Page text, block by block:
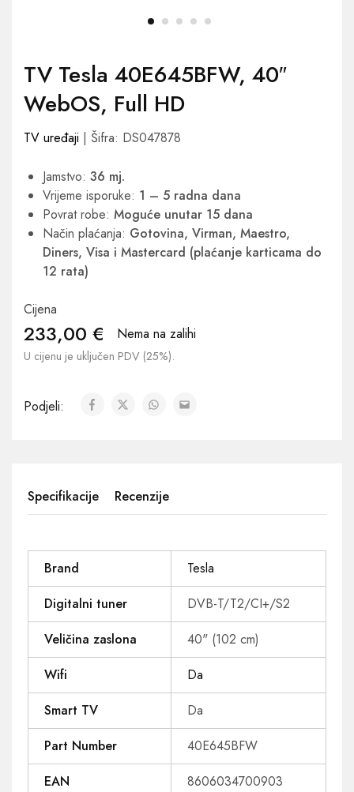
TV Tesla 40E645BFW, 40″
WebOS, Full HD
TV uređaji | Šifra: DS047878
Jamstvo: 36 mj.
Vrijeme isporuke: 1 – 5 radna dana
Povrat robe: Moguće unutar 15 dana
Način plaćanja: Gotovina, Virman, Maestro,
Diners, Visa i Mastercard (plaćanje karticama do
12 rata)
Cijena
233,00 € Nema na zalihi
U cijenu je uključen PDV (25%).
Podjeli:
Specifikacije Recenzije
Brand
Tesla
Digitalni tuner
DVB-T/T2/CI+/S2
Veličina zaslona
40" (102 cm)
Wifi
Da
Smart TV
Da
Part Number
40E645BFW
EAN
8606034700903